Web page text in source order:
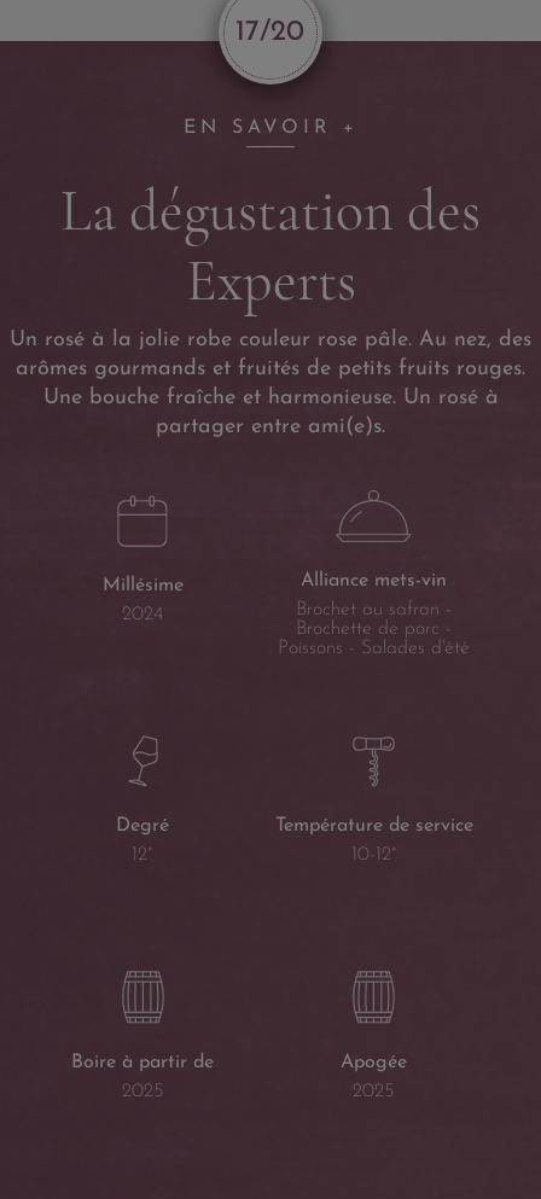
17/20
EN SAVOIR +
La dégustation des
Experts
Un rosé à la jolie robe couleur rose pâle. Au nez, des
arômes gourmands et fruités de petits fruits rouges.
Une bouche fraîche et harmonieuse. Un rosé à
partager entre ami(e)s.
Millésime
2024
Alliance mets-vin
Brochet au safran -
Brochette de porc -
Poissons - Salades d'été
Degré
12°
Température de service
10-12°
Boire à partir de
2025
Apogée
2025